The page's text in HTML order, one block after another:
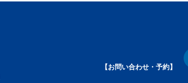
【お問い合わせ・予約】